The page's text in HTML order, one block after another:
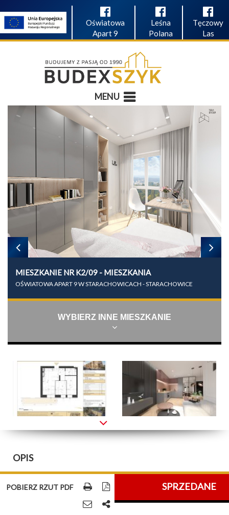
Oświatowa
Apart 9
Leśna
Polana
Tęczowy
Las
MENU
MIESZKANIE NR K2/09 - MIESZKANIA
OŚWIATOWA APART 9 W STARACHOWICACH - STARACHOWICE
WYBIERZ INNE MIESZKANIE
OPIS
POBIERZ RZUT PDF SPRZEDANE